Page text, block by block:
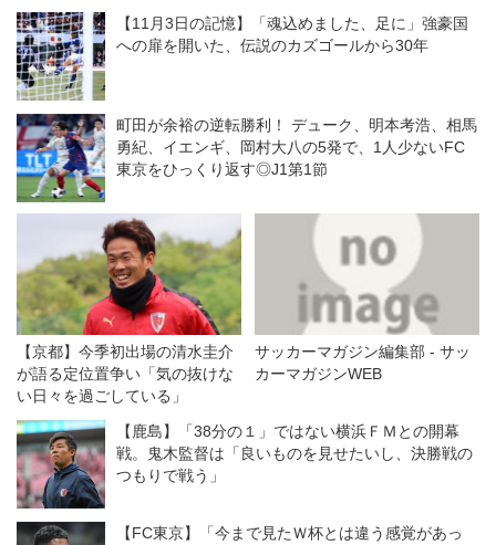
【11月3日の記憶】「魂込めました、足に」強豪国
への扉を開いた、伝説のカズゴールから30年
町田が余裕の逆転勝利！ デューク、明本考浩、相馬
勇紀、イエンギ、岡村大八の5発で、1人少ないFC
東京をひっくり返す◎J1第1節
【京都】今季初出場の清水圭介
が語る定位置争い「気の抜けな
い日々を過ごしている」
サッカーマガジン編集部 - サッ
カーマガジンWEB
【鹿島】「38分の１」ではない横浜ＦＭとの開幕
戦。鬼木監督は「良いものを見せたいし、決勝戦の
つもりで戦う」
【FC東京】「今まで見たＷ杯とは違う感覚があっ